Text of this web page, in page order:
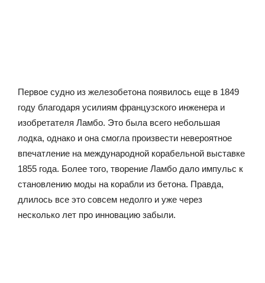
Первое судно из железобетона появилось еще в 1849
году благодаря усилиям французского инженера и
изобретателя Ламбо. Это была всего небольшая
лодка, однако и она смогла произвести невероятное
впечатление на международной корабельной выставке
1855 года. Более того, творение Ламбо дало импульс к
становлению моды на корабли из бетона. Правда,
длилось все это совсем недолго и уже через
несколько лет про инновацию забыли.